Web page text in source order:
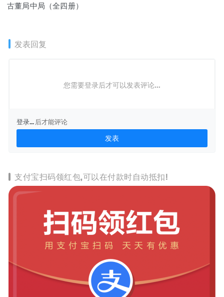
古董局中局（全四册）
发表回复
您需要登录后才可以发表评论...
登录... 后才能评论
支付宝扫码领红包,可以在付款时自动抵扣!